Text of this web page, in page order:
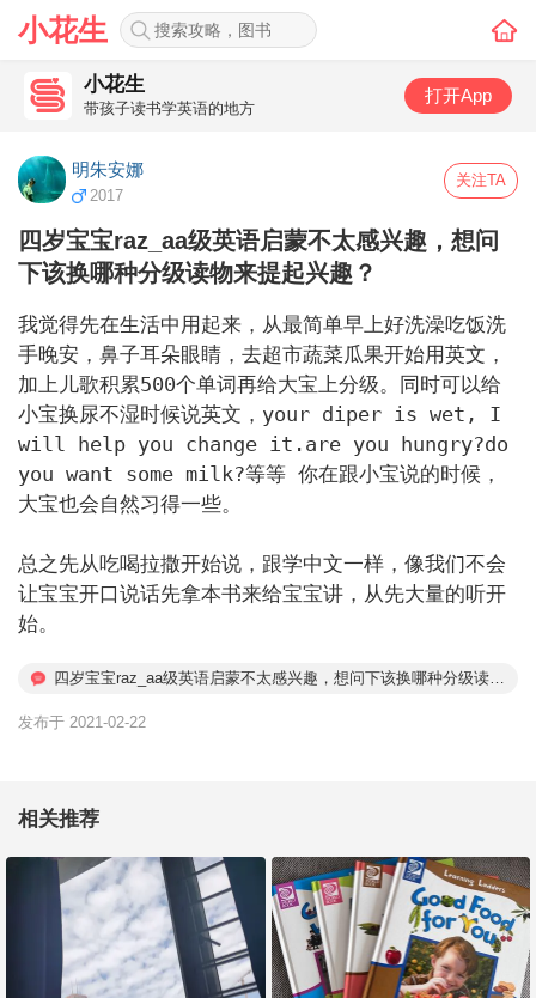
小花生
小花生
带孩子读书学英语的地方
打开App
明朱安娜
2017
关注TA
四岁宝宝raz_aa级英语启蒙不太感兴趣，想问
下该换哪种分级读物来提起兴趣？
我觉得先在生活中用起来，从最简单早上好洗澡吃饭洗
手晚安，鼻子耳朵眼睛，去超市蔬菜瓜果开始用英文，
加上儿歌积累500个单词再给大宝上分级。同时可以给
小宝换尿不湿时候说英文，your diper is wet, I
will help you change it.are you hungry?do
you want some milk?等等 你在跟小宝说的时候，
大宝也会自然习得一些。
总之先从吃喝拉撒开始说，跟学中文一样，像我们不会
让宝宝开口说话先拿本书来给宝宝讲，从先大量的听开
始。
四岁宝宝raz_aa级英语启蒙不太感兴趣，想问下该换哪种分级读物
发布于 2021-02-22
相关推荐